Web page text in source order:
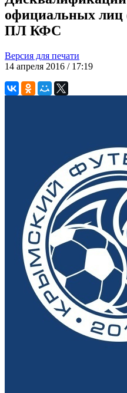
официальных лиц
ПЛ КФС
Версия для печати
14 апреля 2016 / 17:19